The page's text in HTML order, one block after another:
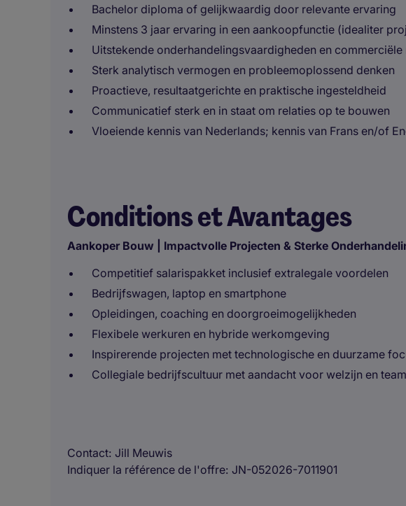
Bachelor diploma of gelijkwaardig door relevante ervaring
Minstens 3 jaar ervaring in een aankoopfunctie (idealiter
Uitstekende onderhandelingsvaardigheden en commerciële
Sterk analytisch vermogen en probleemoplossend denken
Proactieve, resultaatgerichte en praktische ingesteldheid
Communicatief sterk en in staat om relaties op te bouwen
Vloeiende kennis van Nederlands; kennis van Frans en/of
Conditions et Avantages
Aankoper Bouw | Impactvolle Projecten & Sterke
Competitief salarispakket inclusief extralegale voordelen
Bedrijfswagen, laptop en smartphone
Opleidingen, coaching en doorgroeimogelijkheden
Flexibele werkuren en hybride werkomgeving
Inspirerende projecten met technologische en duurzame
Collegiale bedrijfscultuur met aandacht voor welzijn en
Contact Jill Meuwis
Indiquer la référence de l'offre JN-052026-7011901